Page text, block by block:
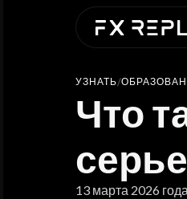
УЗНАТЬ/
Что
13 марта 2026 года